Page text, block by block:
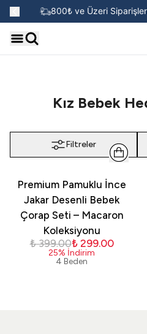
800₺ ve Üzeri
Kız Bebek
Filtreler
Premium Pamuklu İnce
Jakar Desenli Bebek
Çorap Seti – Macaron
Koleksiyonu
₺ 399.00₺ 299.00
25% İndirim
4 Beden